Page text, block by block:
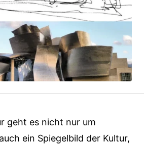
geht es nicht nur um
ein Spiegelbild der Kultur,